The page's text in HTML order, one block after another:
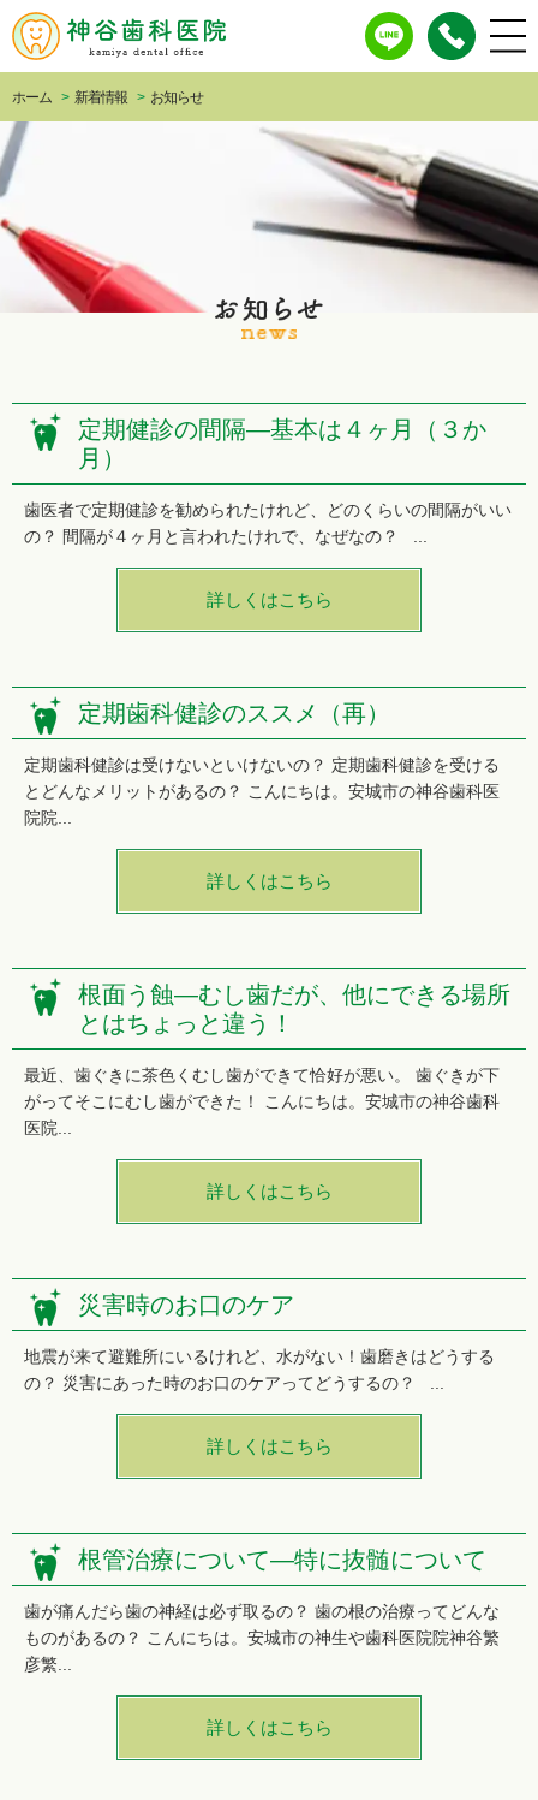
ホーム > 新着情報 > お知らせ
定期健診の間隔―基本は４ヶ月（３か
月）
歯医者で定期健診を勧められたけれど、どのくらいの間隔がいい
の？ 間隔が４ヶ月と言われたけれで、なぜなの？ ...
詳しくはこちら
定期歯科健診のススメ（再）
定期歯科健診は受けないといけないの？ 定期歯科健診を受ける
とどんなメリットがあるの？ こんにちは。安城市の神谷歯科医
院院...
詳しくはこちら
根面う蝕—むし歯だが、他にできる場所
とはちょっと違う！
最近、歯ぐきに茶色くむし歯ができて恰好が悪い。 歯ぐきが下
がってそこにむし歯ができた！ こんにちは。安城市の神谷歯科
医院...
詳しくはこちら
災害時のお口のケア
地震が来て避難所にいるけれど、水がない！歯磨きはどうする
の？ 災害にあった時のお口のケアってどうするの？ ...
詳しくはこちら
根管治療について―特に抜髄について
歯が痛んだら歯の神経は必ず取るの？ 歯の根の治療ってどんな
ものがあるの？ こんにちは。安城市の神生や歯科医院院神谷繁
彦繁...
詳しくはこちら